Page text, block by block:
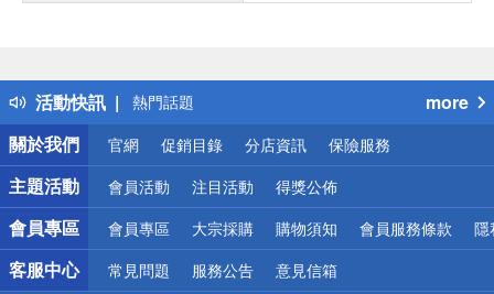
活動快訊
得獎公告
熱門話題
銀行優惠
偏遠地區配送
詐騙網頁！請小心！
more
關於我們
官網 促銷目錄 分店資訊 保險服務
主題活動 會員活動 注目活動 得獎公佈
會員專區 會員專區 大宗採購 購物須知 會員服務條款 隱
客服中心 常見問題 服務公告 意見信箱